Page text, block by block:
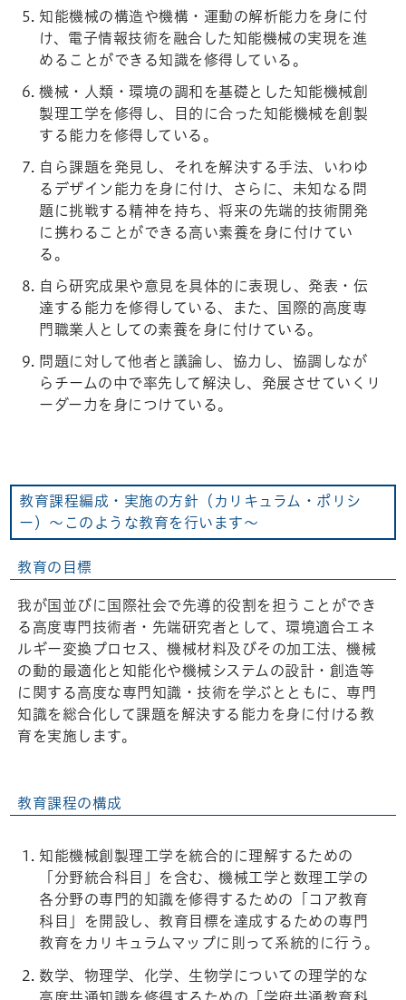
知能機械の構造や機構・運動の解析能力を身に付
け、電子情報技術を融合した知能機械の実現を進
めることができる知識を修得している。
機械・人類・環境の調和を基礎とした知能機械創
製理工学を修得し、目的に合った知能機械を創製
する能力を修得している。
自ら課題を発見し、それを解決する手法、いわゆ
るデザイン能力を身に付け、さらに、未知なる問
題に挑戦する精神を持ち、将来の先端的技術開発
に携わることができる高い素養を身に付けてい
る。
自ら研究成果や意見を具体的に表現し、発表・伝
達する能力を修得している、また、国際的高度専
門職業人としての素養を身に付けている。
問題に対して他者と議論し、協力し、協調しなが
らチームの中で率先して解決し、発展させていくリ
ーダー力を身につけている。
教育課程編成・実施の方針（カリキュラム・ポリシ
ー）～このような教育を行います～
教育の目標
我が国並びに国際社会で先導的役割を担うことができ
る高度専門技術者・先端研究者として、環境適合エネ
ルギー変換プロセス、機械材料及びその加工法、機械
の動的最適化と知能化や機械システムの設計・創造等
に関する高度な専門知識・技術を学ぶとともに、専門
知識を総合化して課題を解決する能力を身に付ける教
育を実施します。
教育課程の構成
知能機械創製理工学を統合的に理解するための
「分野統合科目」を含む、機械工学と数理工学の
各分野の専門的知識を修得するための「コア教育
科目」を開設し、教育目標を達成するための専門
教育をカリキュラムマップに則って系統的に行う。
数学、物理学、化学、生物学についての理学的な
高度共通知識を修得するための「学府共通教育科